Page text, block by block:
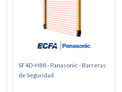
SF4D-H88 - Panasonic - Barreras
de Seguridad